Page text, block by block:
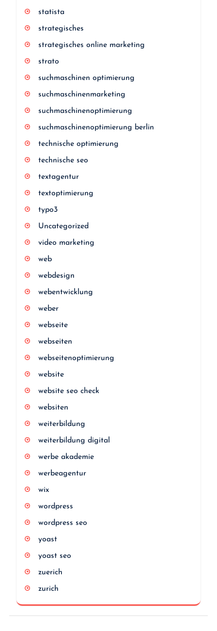
statista
strategisches
strategisches online marketing
strato
suchmaschinen optimierung
suchmaschinenmarketing
suchmaschinenoptimierung
suchmaschinenoptimierung berlin
technische optimierung
technische seo
textagentur
textoptimierung
typo3
Uncategorized
video marketing
web
webdesign
webentwicklung
weber
webseite
webseiten
webseitenoptimierung
website
website seo check
websiten
weiterbildung
weiterbildung digital
werbe akademie
werbeagentur
wix
wordpress
wordpress seo
yoast
yoast seo
zuerich
zurich